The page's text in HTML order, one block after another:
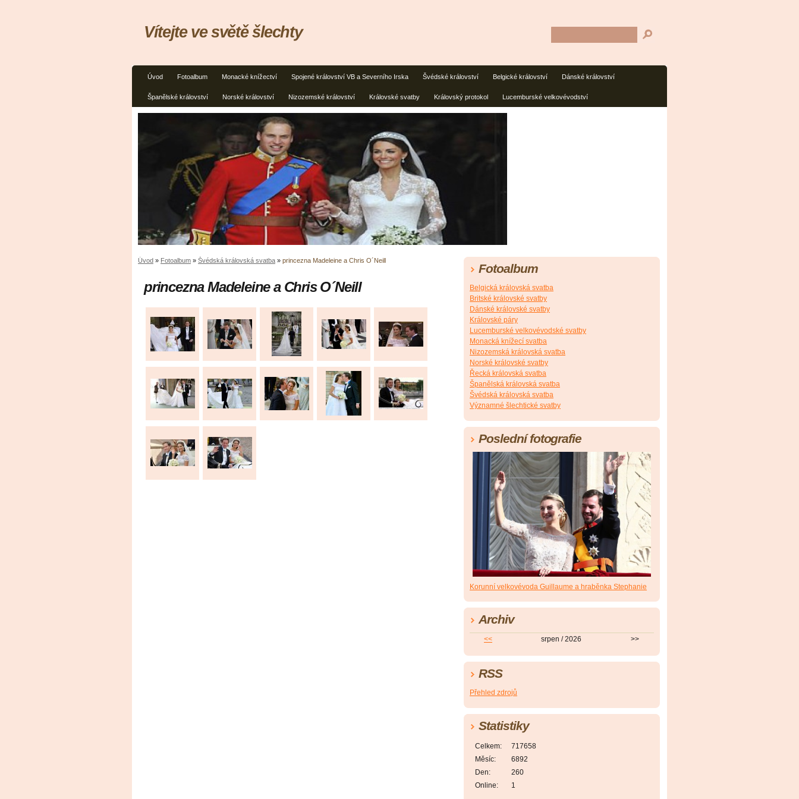
Úvod Fotoalbum Monacké knížectví Spojené království VB a Severního Irska Švédské království Belgické království Dánské království
Španělské království Norské království Nizozemské království Královské svatby Královský protokol Lucemburské velkovévodství
Vítejte ve světě šlechty
Úvod » Fotoalbum » Švédská královská svatba » princezna Madeleine a Chris O´Neill
princezna Madeleine a Chris O´Neill
Fotoalbum
Belgická královská svatba
Britské královské svatby
Dánské královské svatby
Královské páry
Lucemburské velkovévodské svatby
Monacká knížecí svatba
Nizozemská královská svatba
Norské královské svatby
Řecká královská svatba
Španělská královská svatba
Švédská královská svatba
Významné šlechtické svatby
Poslední fotografie
Korunní velkovévoda Guillaume a hraběnka Stephanie
Archiv
<< srpen / 2026 >>
RSS
Přehled zdrojů
Statistiky
Online: 1
Celkem:
717658
Měsíc:
6892
Den:
260